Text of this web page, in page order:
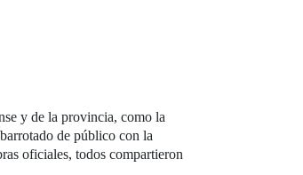
y de la provincia, como la
de público con la
oficiales, todos compartieron